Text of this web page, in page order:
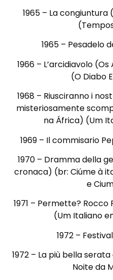
1965 – La
1965 – Pesadelo
1966 – L’arcidiavolo
(O Diabo
1968 – Riusciranno i
misteriosamente
na África) (Um
1969 – Il commisario
1970 – Dramma della
cronaca) (br: Ciúme à
e
1971 – Permette?
(Um Italiano
1972 –
1972 – La più bella
Noite da